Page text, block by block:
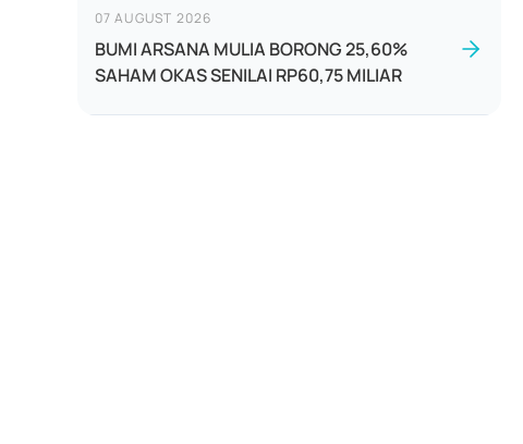
07 AUGUST 2026
BUMI ARSANA MULIA BORONG 25,60%
SAHAM OKAS SENILAI RP60,75 MILIAR